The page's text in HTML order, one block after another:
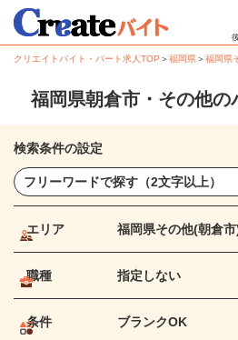
クリエイトバイト・パート求人TOP ＞福岡県＞福岡県
福岡県朝倉市・その他の
検索条件の設定
エリア 福岡県その他(朝倉市
職種 指定しない
条件 ブランクOK